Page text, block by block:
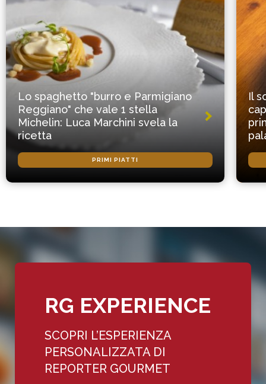
Lo spaghetto "burro e Parmigiano
Reggiano" che vale 1 stella
Michelin: Luca Marchini svela la
ricetta
PRIMI PIATTI
Il
RG EXPERIENCE
SCOPRI L’ESPERIENZA
PERSONALIZZATA DI
REPORTER GOURMET